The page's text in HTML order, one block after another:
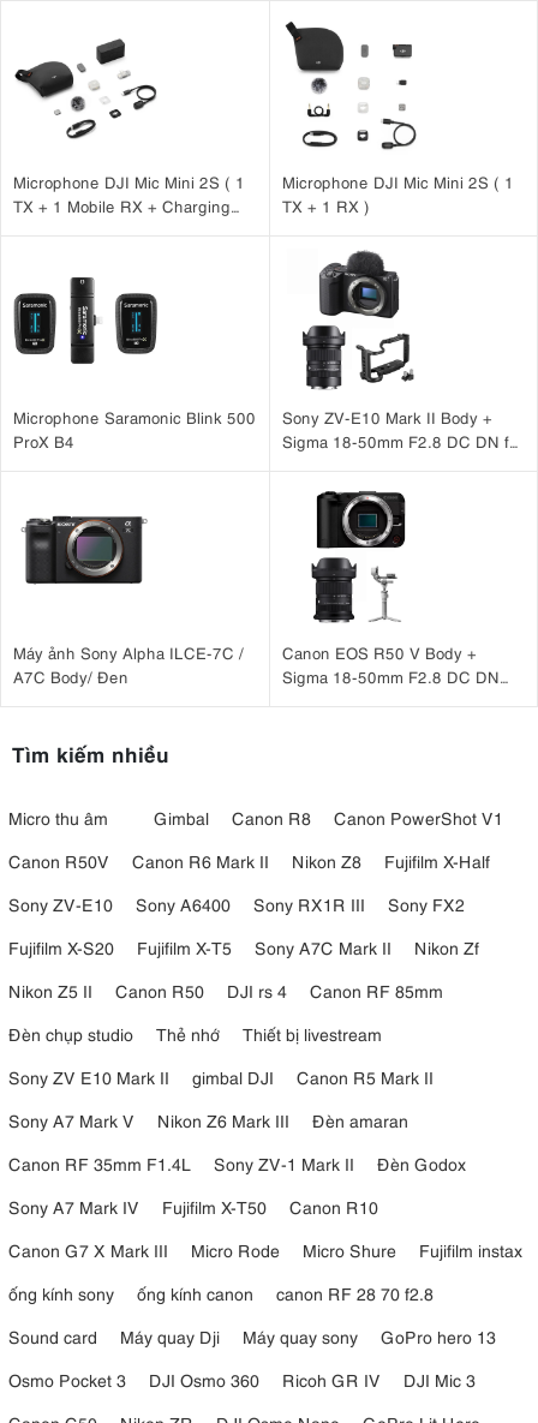
Microphone DJI Mic Mini 2S ( 1
TX + 1 Mobile RX + Charging
Microphone DJI Mic Mini 2S ( 1
TX + 1 RX )
Microphone Saramonic Blink 500
ProX B4
Sony ZV-E10 Mark II Body +
Sigma 18-50mm F2.8 DC DN for
ZV-E10 II 4867
Máy ảnh Sony Alpha ILCE-7C /
A7C Body/ Đen
Canon EOS R50 V Body +
Sigma 18-50mm F2.8 DC DN
Tìm kiếm nhiều
Micro thu âm Gimbal Canon R8
Canon PowerShot V1
Canon R50V
Canon R6 Mark II Nikon Z8
Fujifilm X-Half
Sony ZV-E10
Sony A6400 Sony RX1R III
Sony FX2
Fujifilm X-S20
Fujifilm X-T5 Sony A7C Mark II
Nikon Zf
Nikon Z5 II
Canon R50 DJI rs 4
Canon RF 85mm
Đèn chụp studio
Thẻ nhớ
Thiết bị livestream
Sony ZV E10 Mark II
gimbal DJI
Canon R5 Mark II
Sony A7 Mark V
Nikon Z6 Mark III
Đèn amaran
Canon RF 35mm F1.4L
Sony ZV-1 Mark II
Đèn Godox
Sony A7 Mark IV
Fujifilm X-T50
Canon R10
Canon G7 X Mark III
Micro Rode Micro Shure
Fujifilm instax
ống kính sony
ống kính canon
canon RF 28 70 f2.8
Sound card
Máy quay Dji Máy quay sony
GoPro hero 13
Osmo Pocket 3
DJI Osmo 360 Ricoh GR IV
DJI Mic 3